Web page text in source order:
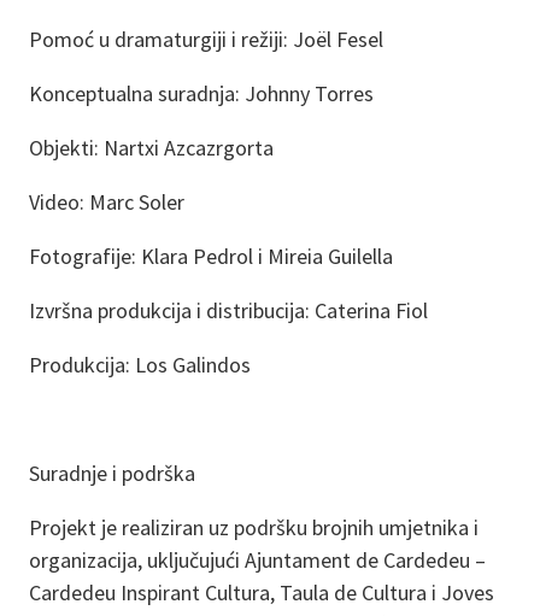
Pomoć u dramaturgiji i režiji: Joël Fesel
Konceptualna suradnja: Johnny Torres
Objekti: Nartxi Azcazrgorta
Video: Marc Soler
Fotografije: Klara Pedrol i Mireia Guilella
Izvršna produkcija i distribucija: Caterina Fiol
Produkcija: Los Galindos
Suradnje i podrška
Projekt je realiziran uz podršku brojnih umjetnika i
organizacija, uključujući Ajuntament de Cardedeu –
Cardedeu Inspirant Cultura, Taula de Cultura i Joves